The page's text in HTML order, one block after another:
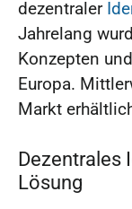
dezentraler
Jahrelang
Konzepten
Europa.
Markt
Dezentrales
Lösung